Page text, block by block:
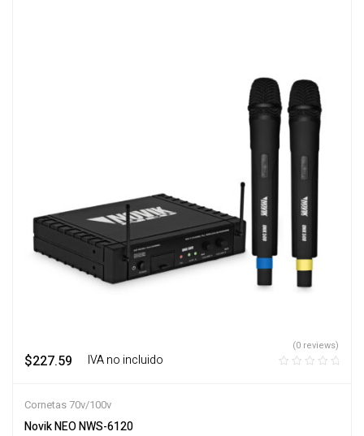
$227.59 ‎ ‎ ‎ IVA no incluido
(0 reviews)
Cornetas 70v/100v
Novik NEO NWS-6120